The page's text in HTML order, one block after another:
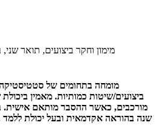
מימון וחקר ביצועים, תואר
מומחה בתחומים של
ביצועים/שיטות כמותיות. מאמין
מורכבים, כאשר ההסבר מותאם אישית.
שנה בהוראה אקדמאית ובעל יכולת ללמד